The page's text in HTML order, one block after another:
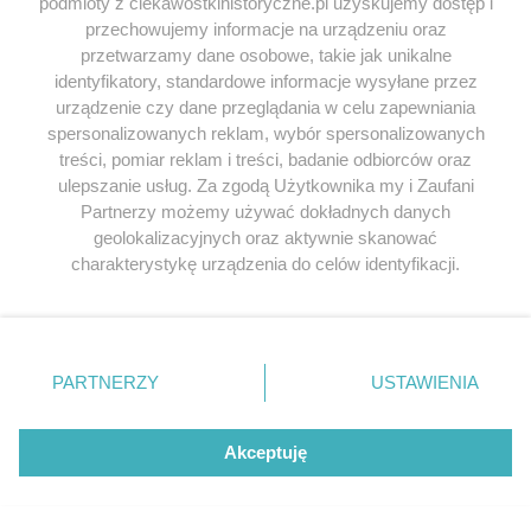
SERWIS
SPOŁECZNOŚĆ
WSPÓŁPRACA
KONTAKT
ODWIEDŹ RÓWNIEŻ:
przechowujemy informacje na urządzeniu oraz
przetwarzamy dane osobowe, takie jak unikalne
identyfikatory, standardowe informacje wysyłane przez
urządzenie czy dane przeglądania w celu zapewniania
spersonalizowanych reklam, wybór spersonalizowanych
treści, pomiar reklam i treści, badanie odbiorców oraz
ulepszanie usług. Za zgodą Użytkownika my i Zaufani
Partnerzy możemy używać dokładnych danych
geolokalizacyjnych oraz aktywnie skanować
charakterystykę urządzenia do celów identyfikacji.
zmienić/wycofać klikając przycisk ustawień prywatności
znajdujący się w lewym dolnym rogu strony
. Niektóre
użytkownika, ale masz prawo sprzeciwić się takiemu
przetwarzaniu. Preferencje będą miały zastosowania tylko
PARTNERZY USTAWIENIA
Akceptuję